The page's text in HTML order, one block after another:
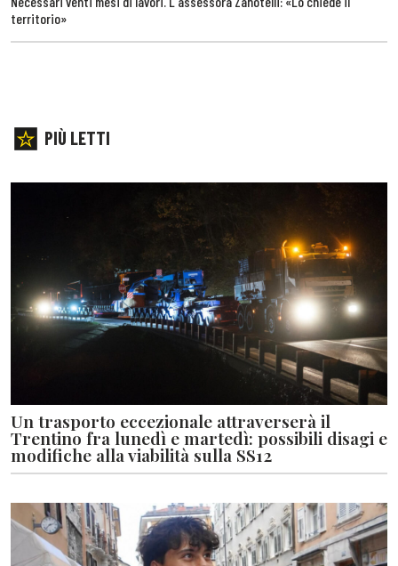
territorio»
PIÙ LETTI
Un trasporto eccezionale attraverserà il
Trentino fra lunedì e martedì: possibili disagi e
modifiche alla viabilità sulla SS12